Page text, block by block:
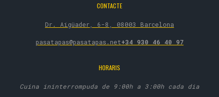
CONTACTE
Dr. Aigüader, 6-8, 08003 Barcelona
pasatapas@pasatapas.net+34 930 46 40 97
HORARIS
Cuina ininterrompuda de 9:00h a 3:00h cada dia